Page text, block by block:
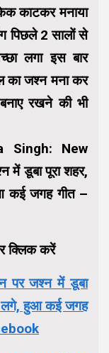
काटकर मनाया
पिछले 2 सालों से
लगा इस बार
का जश्न मना कर
रखने की भी
Singh: New
डूबा पूरा शहर,
कई जगह गीत –
क्लिक करें
पर जश्न में डूबा
लगे, हुआ कई जगह